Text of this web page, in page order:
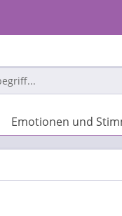
Emotionen und